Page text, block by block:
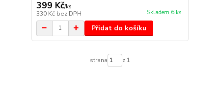
399 Kč/ks
330 Kč bez DPH Skladem 6 ks
Přidat do košíku
strana z 1